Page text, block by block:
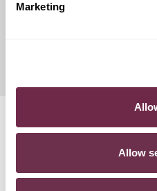
Marketing
Allow
Domande